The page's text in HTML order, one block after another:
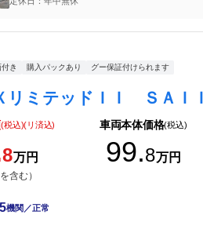
き 購入パックあり グー保証付けられます
(税込)(リ済込)
8万円
含む）
車両本体価格(税込)
99.8万円
5機関／正常